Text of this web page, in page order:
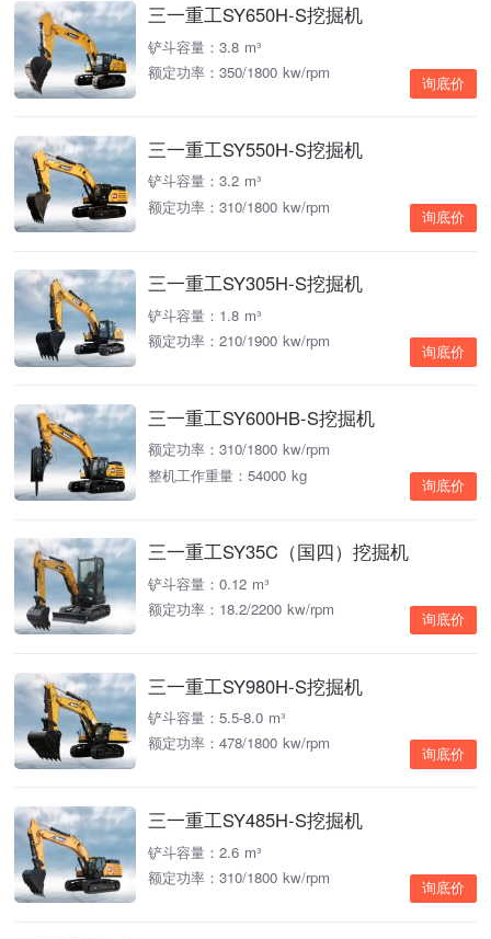
三一重工SY650H-S挖掘机
铲斗容量：3.8 m³
额定功率：350/1800 kw/rpm
询底价
三一重工SY550H-S挖掘机
铲斗容量：3.2 m³
额定功率：310/1800 kw/rpm
询底价
三一重工SY305H-S挖掘机
铲斗容量：1.8 m³
额定功率：210/1900 kw/rpm
询底价
三一重工SY600HB-S挖掘机
额定功率：310/1800 kw/rpm
整机工作重量：54000 kg
询底价
三一重工SY35C（国四）挖掘机
铲斗容量：0.12 m³
额定功率：18.2/2200 kw/rpm
询底价
三一重工SY980H-S挖掘机
铲斗容量：5.5-8.0 m³
额定功率：478/1800 kw/rpm
询底价
三一重工SY485H-S挖掘机
铲斗容量：2.6 m³
额定功率：310/1800 kw/rpm
询底价